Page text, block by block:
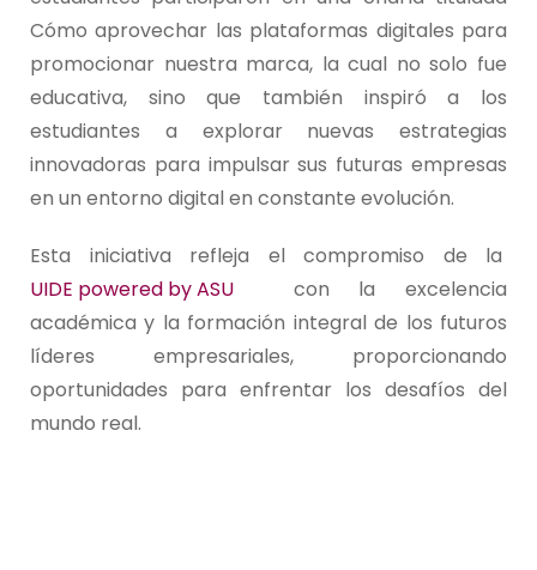
Cómo aprovechar las plataformas digitales para
promocionar nuestra marca, la cual no solo fue
educativa, sino que también inspiró a los
estudiantes a explorar nuevas estrategias
innovadoras para impulsar sus futuras empresas
en un entorno digital en constante evolución.
Esta iniciativa refleja el compromiso de la
UIDE powered by ASU con la excelencia
académica y la formación integral de los futuros
líderes empresariales, proporcionando
oportunidades para enfrentar los desafíos del
mundo real.